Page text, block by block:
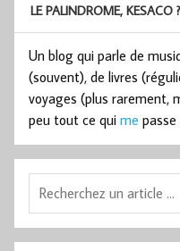
LE PALINDROME, KESACO ?
Un blog qui parle de
(souvent), de livres
voyages (plus rarement,
peu tout ce qui me